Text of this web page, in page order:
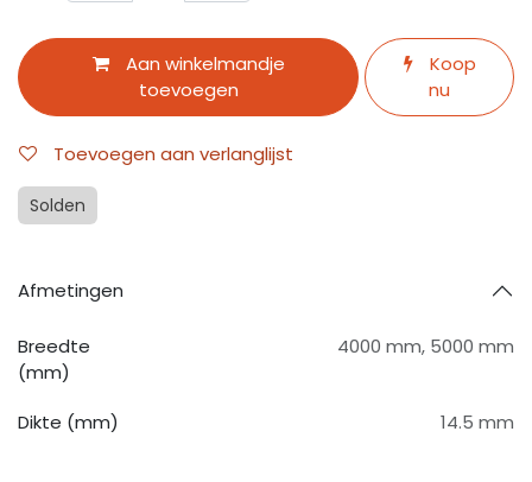
Aan winkelmandje
toevoegen
Koop
nu
Toevoegen aan verlanglijst
Solden
Afmetingen
Breedte
(mm)
4000 mm, 5000 mm
Dikte (mm) 14.5 mm